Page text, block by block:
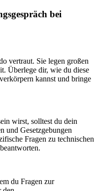
bei
vertraut. Sie legen großen
Überlege dir, wie du diese
kannst und bringe
wirst, solltest du dein
und Gesetzgebungen
Fragen zu technischen
du Fragen zur